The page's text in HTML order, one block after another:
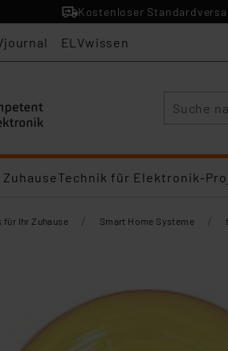
Kostenloser
ELVwissen
Technik für Elektronik-
für Ihr Zuhause / Smart Home Systeme /